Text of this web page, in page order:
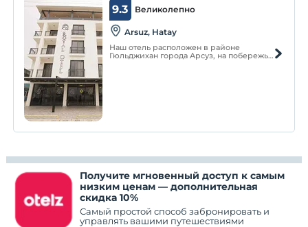
Великолепно
9.3
Arsuz, Hatay
Наш отель расположен в районе
Гюльджихан города Арсуз, на побережье
Получите мгновенный доступ к самым
низким ценам — дополнительная
скидка 10%
Самый простой способ забронировать и
управлять вашими путешествиями